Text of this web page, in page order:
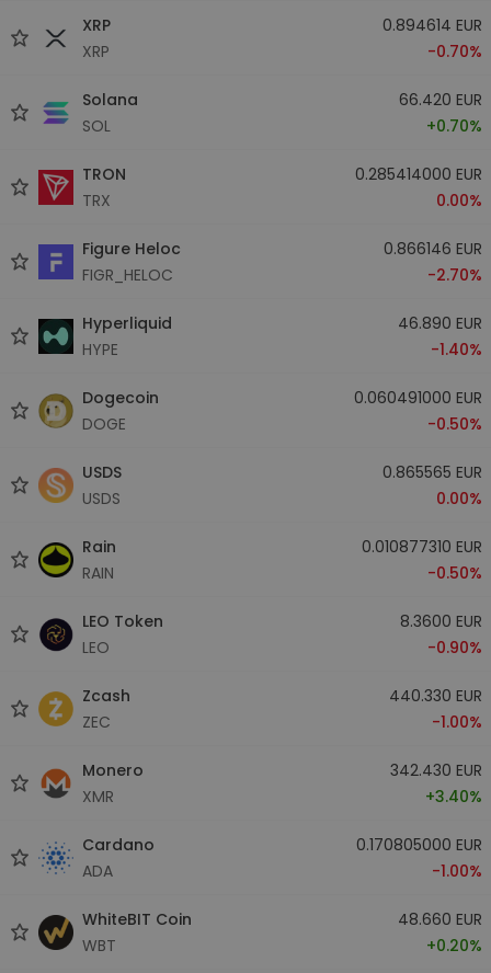
XRP
XRP
0.894614 EUR
-0.70%
Solana
SOL
66.420 EUR
+0.70%
TRON
TRX
0.285414000 EUR
0.00%
Figure Heloc
FIGR_HELOC
0.866146 EUR
-2.70%
Hyperliquid
HYPE
46.890 EUR
-1.40%
Dogecoin
DOGE
0.060491000 EUR
-0.50%
USDS
USDS
0.865565 EUR
0.00%
Rain
RAIN
0.010877310 EUR
-0.50%
LEO Token
LEO
8.3600 EUR
-0.90%
Zcash
ZEC
440.330 EUR
-1.00%
Monero
XMR
342.430 EUR
+3.40%
Cardano
ADA
0.170805000 EUR
-1.00%
WhiteBIT Coin
WBT
48.660 EUR
+0.20%